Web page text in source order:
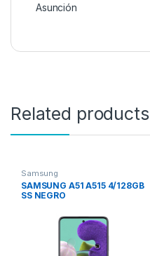
Asunción
Related products
Samsung
SAMSUNG A51 A515 4/128GB
SS NEGRO